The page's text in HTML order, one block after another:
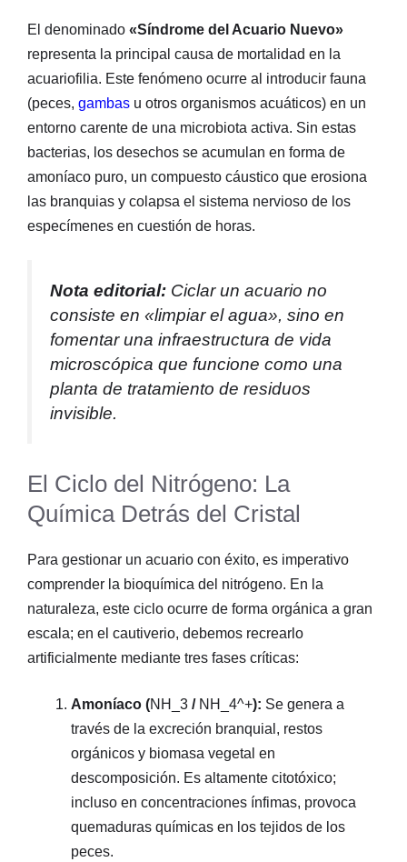
El denominado «Síndrome del Acuario Nuevo»
representa la principal causa de mortalidad en la
acuariofilia. Este fenómeno ocurre al introducir fauna
(peces, gambas u otros organismos acuáticos) en un
entorno carente de una microbiota activa. Sin estas
bacterias, los desechos se acumulan en forma de
amoníaco puro, un compuesto cáustico que erosiona
las branquias y colapsa el sistema nervioso de los
especímenes en cuestión de horas.
Nota editorial: Ciclar un acuario no
consiste en «limpiar el agua», sino en
fomentar una infraestructura de vida
microscópica que funcione como una
planta de tratamiento de residuos
invisible.
El Ciclo del Nitrógeno: La
Química Detrás del Cristal
Para gestionar un acuario con éxito, es imperativo
comprender la bioquímica del nitrógeno. En la
naturaleza, este ciclo ocurre de forma orgánica a gran
escala; en el cautiverio, debemos recrearlo
artificialmente mediante tres fases críticas:
Amoníaco (NH_3 / NH_4^+): Se genera a
través de la excreción branquial, restos
orgánicos y biomasa vegetal en
descomposición. Es altamente citotóxico;
incluso en concentraciones ínfimas, provoca
quemaduras químicas en los tejidos de los
peces.